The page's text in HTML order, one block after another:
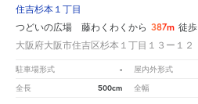
住吉杉本１丁目
つどいの広場 藤わくわくから 387m 徒歩
大阪府大阪市住吉区杉本１丁目１３ー１２
駐車場形式 - 屋内外形式
全長 500cm 全幅